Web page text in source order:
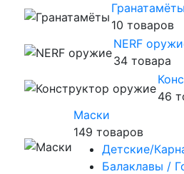
Гранатамёты
10 товаров
NERF
34 товара
46
Маски
149 товаров
Детские/
Балаклавы /